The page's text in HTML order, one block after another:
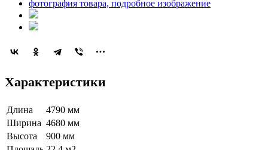
Характеристики
Длина
4790 мм
Ширина 4680 мм
Высота
900 мм